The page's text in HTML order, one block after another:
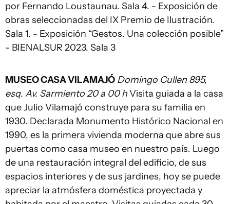
por Fernando Loustaunau. Sala 4. - Exposición de
obras seleccionadas del IX Premio de Ilustración.
Sala 1. - Exposición “Gestos. Una colección posible”
- BIENALSUR 2023. Sala 3
MUSEO CASA VILAMAJÓ Domingo Cullen 895,
esq. Av. Sarmiento 20 a 00 hVisita guiada a la casa
que Julio Vilamajó construye para su familia en
1930. Declarada Monumento Histórico Nacional en
1990, es la primera vivienda moderna que abre sus
puertas como casa museo en nuestro país. Luego
de una restauración integral del edificio, de sus
espacios interiores y de sus jardines, hoy se puede
apreciar la atmósfera doméstica proyectada y